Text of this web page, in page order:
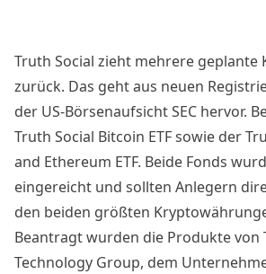
Truth Social zieht mehrere geplante
zurück. Das geht aus neuen
der US-Börsenaufsicht SEC hervor.
Truth Social Bitcoin ETF sowie der
and Ethereum ETF. Beide Fonds
eingereicht und sollten Anlegern
den beiden größten
Beantragt wurden die Produkte von
Technology Group, dem